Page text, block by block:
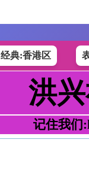
经典:香港区
洪
记住我们